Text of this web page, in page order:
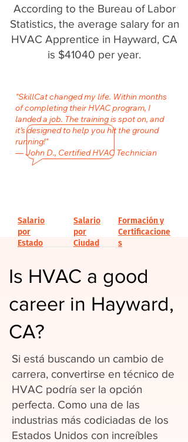
According to the Bureau of Labor
Statistics, the average salary for an
HVAC Apprentice in Hayward, CA
is $41040 per year.
"SkillCat changed my life. Within months
of completing their HVAC program, I
landed a job. The training is spot on, and
it’s designed to help you hit the ground
running!"
— John D., Certified HVAC Technician
Is HVAC a good
career in Hayward,
CA?
Si está buscando un cambio de
carrera, convertirse en técnico de
HVAC podría ser la opción
perfecta. Como una de las
industrias más codiciadas de los
Estados Unidos con increíbles
Salario
por
Estado
Salario
por
Ciudad
Formación y
Certificacione
s